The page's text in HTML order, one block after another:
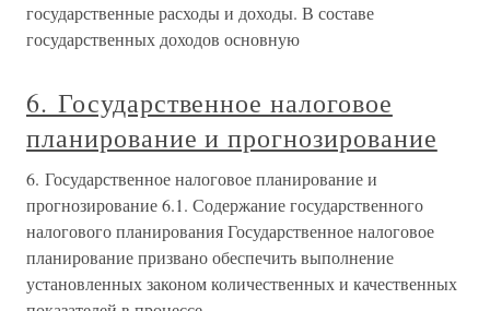
государственные расходы и доходы. В составе
государственных доходов основную
6. Государственное налоговое
планирование и прогнозирование
6. Государственное налоговое планирование и
прогнозирование 6.1. Содержание государственного
налогового планирования Государственное налоговое
планирование призвано обеспечить выполнение
установленных законом количественных и качественных